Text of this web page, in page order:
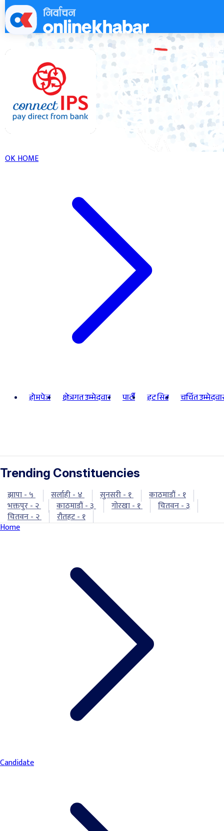
Skip
to
content
OK HOME
होमपेज क्षेत्रगत उम्मेदवार पार्टी हट सिट चर्चित
Trending Constituencies
झापा - ५ सर्लाही - ४ सुनसरी - १
काठमाडौं - १
भक्तपुर - २
काठमाडौं - ३ गोरखा - १
चितवन - ३
चितवन - २
रौतहट - १
Home
Candidate